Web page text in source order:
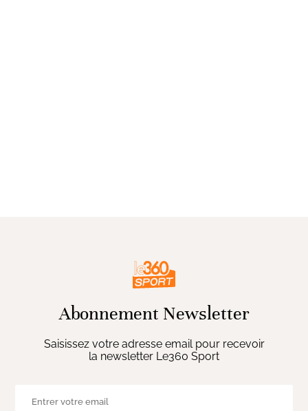
Abonnement Newsletter
Saisissez votre adresse email pour recevoir
la newsletter Le360 Sport